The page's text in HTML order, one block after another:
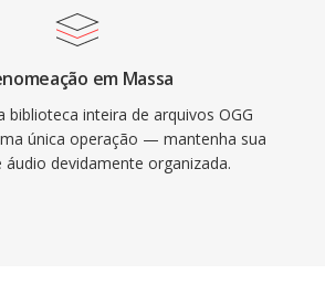
em Massa
biblioteca inteira de arquivos OGG
única operação — mantenha sua
áudio devidamente organizada.